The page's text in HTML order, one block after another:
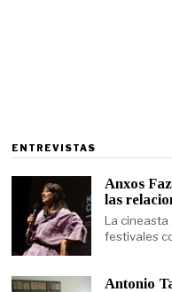
ENTREVISTAS
Anxos
las
La
festivales
Antonio